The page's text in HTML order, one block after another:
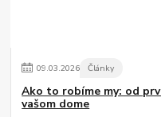
09.03.2026 Články
Ako to robíme my: od
vašom dome